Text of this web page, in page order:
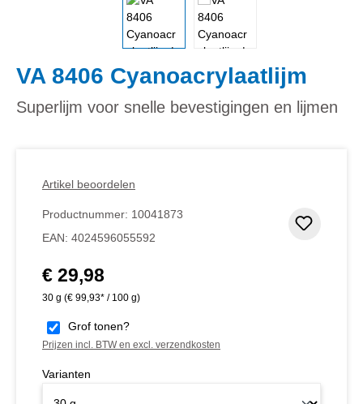
VA 8406 Cyanoacrylaatlijm
Superlijm voor snelle bevestigingen en lijmen
Artikel beoordelen
Productnummer: 10041873
EAN: 4024596055592
Normale prijs:
€ 29,98
30 g (€ 99,93* / 100 g)
Grof tonen?
Prijzen incl. BTW en excl. verzendkosten
Varianten